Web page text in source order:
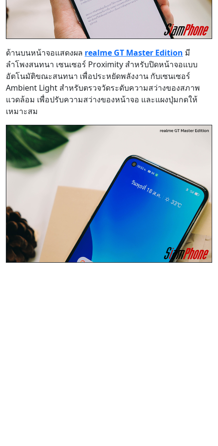
ด้านบนหน้าจอแสดงผล realme GT Master Edition มี
ลำโพงสนทนา เซนเซอร์ Proximity สำหรับปิดหน้าจอแบบ
อัตโนมัติขณะสนทนา เพื่อประหยัดพลังงาน กับเซนเซอร์
Ambient Light สำหรับตรวจวัดระดับความสว่างของสภาพ
แวดล้อม เพื่อปรับความสว่างของหน้าจอ และแผงปุ่มกดให้
เหมาะสม